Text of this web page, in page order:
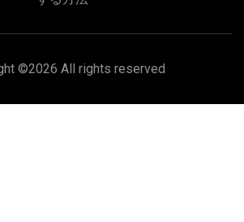
©2026 All rights reserved